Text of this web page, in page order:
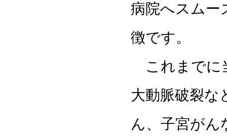
病院へスムー
徴です。
これまでに
大動脈破裂な
ん、子宮がん